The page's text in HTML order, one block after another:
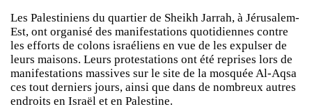
Les Palestiniens du quartier de Sheikh Jarrah, à Jérusalem-
Est, ont organisé des manifestations quotidiennes contre
les efforts de colons israéliens en vue de les expulser de
leurs maisons. Leurs protestations ont été reprises lors de
manifestations massives sur le site de la mosquée Al-Aqsa
ces tout derniers jours, ainsi que dans de nombreux autres
endroits en Israël et en Palestine.